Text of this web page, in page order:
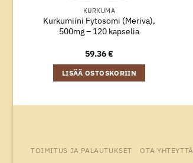
KURKUMA
Kurkumiini Fytosomi (Meriva),
500mg – 120 kapselia
59.36€
LISÄÄ OSTOSKORIIN
TOIMITUS JA PALAUTUKSET OTA YHTEYTTÄ